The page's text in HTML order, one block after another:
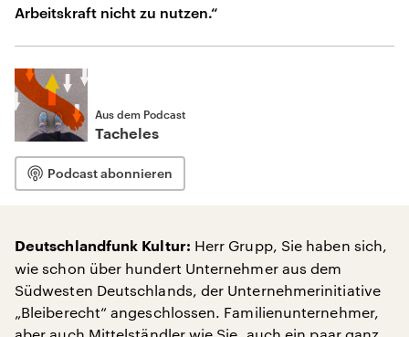
Arbeitskraft nicht zu nutzen.“
Aus dem Podcast
Tacheles
Podcast abonnieren
Deutschlandfunk Kultur: Herr Grupp, Sie haben sich,
wie schon über hundert Unternehmer aus dem
Südwesten Deutschlands, der Unternehmerinitiative
„Bleiberecht“ angeschlossen. Familienunternehmer,